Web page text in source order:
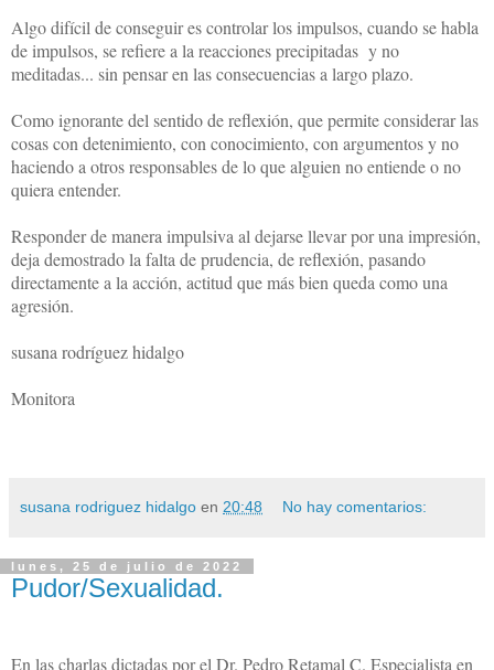
Algo difícil de conseguir es controlar los impulsos, cuando se habla
de impulsos, se refiere a la reacciones precipitadas y no
meditadas... sin pensar en las consecuencias a largo plazo.
Como ignorante del sentido de reflexión, que permite considerar las
cosas con detenimiento, con conocimiento, con argumentos y no
haciendo a otros responsables de lo que alguien no entiende o no
quiera entender.
Responder de manera impulsiva al dejarse llevar por una impresión,
deja demostrado la falta de prudencia, de reflexión, pasando
directamente a la acción, actitud que más bien queda como una
agresión.
susana rodríguez hidalgo
Monitora
susana rodriguez hidalgo en 20:48 No hay comentarios:
lunes, 25 de julio de 2022
Pudor/Sexualidad.
En las charlas dictadas por el Dr. Pedro Retamal C. Especialista en